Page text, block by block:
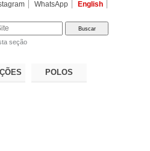
WhatsApp English
seção
POLOS